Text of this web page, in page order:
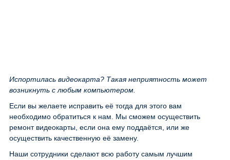
Испортилась видеокарта? Такая неприятность может
возникнуть с любым компьютером.
Если вы желаете исправить её тогда для этого вам
необходимо обратиться к нам. Мы сможем осуществить
ремонт видеокарты, если она ему поддаётся, или же
осуществить качественную её замену.
Наши сотрудники сделают всю работу самым лучшим